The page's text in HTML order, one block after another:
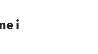
i